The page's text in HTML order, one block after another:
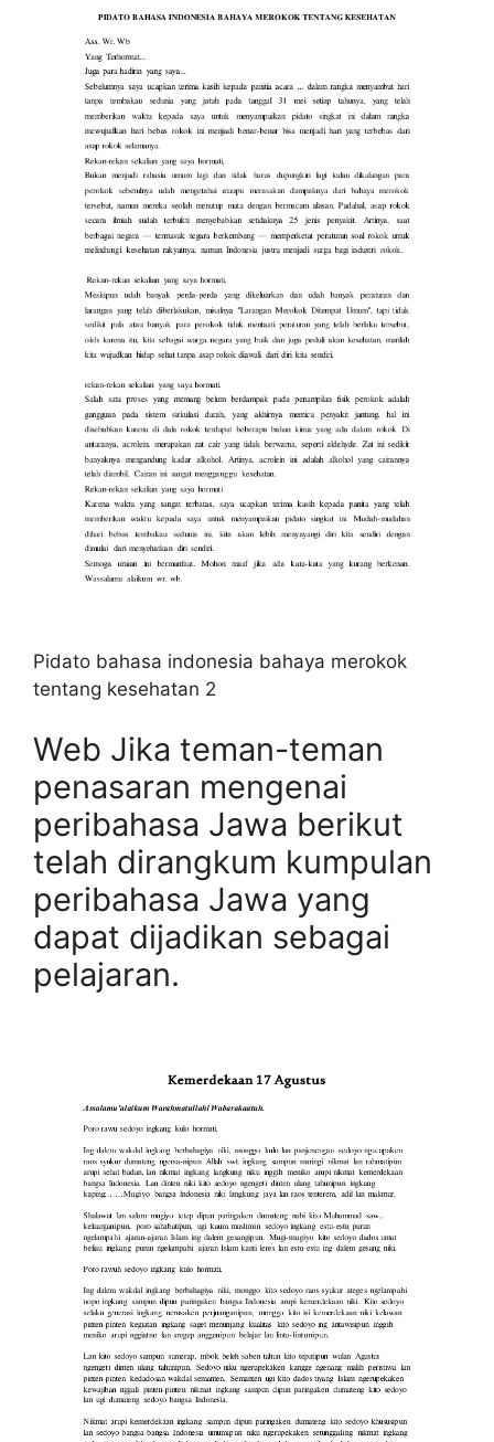
Pidato bahasa indonesia bahaya merokok
tentang kesehatan 2
Web Jika teman-teman
penasaran mengenai
peribahasa Jawa berikut
telah dirangkum kumpulan
peribahasa Jawa yang
dapat dijadikan sebagai
pelajaran.